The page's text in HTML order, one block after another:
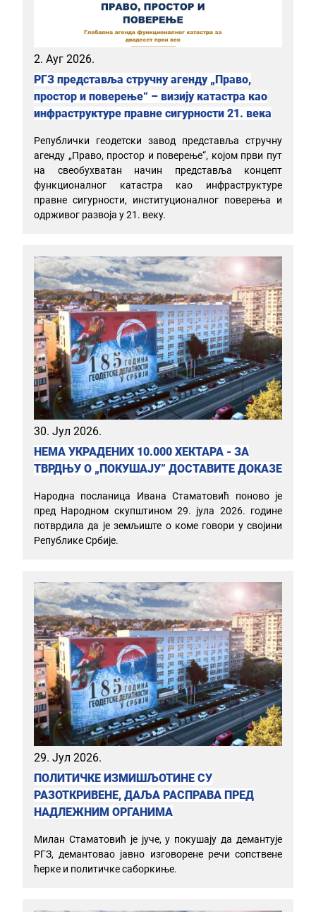
2. Ауг 2026.
РГЗ представља стручну агенду „Право,
простор и поверење“ – визију катастра као
инфраструктуре правне сигурности 21. века
Републички геодетски завод представља стручну
агенду „Право, простор и поверење“, којом први пут
на свеобухватан начин представља концепт
функционалног катастра као инфраструктуре
правне сигурности, институционалног поверења и
одрживог развоја у 21. веку.
30. Јул 2026.
НЕМА УКРАДЕНИХ 10.000 ХЕКТАРА - ЗА
ТВРДЊУ О „ПОКУШАЈУ” ДОСТАВИТЕ ДОКАЗЕ
Народна посланица Ивана Стаматовић поново је
пред Народном скупштином 29. јула 2026. године
потврдила да је земљиште о коме говори у својини
Републике Србије.
29. Јул 2026.
ПОЛИТИЧКЕ ИЗМИШЉОТИНЕ СУ
РАЗОТКРИВЕНЕ, ДАЉА РАСПРАВА ПРЕД
НАДЛЕЖНИМ ОРГАНИМА
Милан Стаматовић је јуче, у покушају да демантује
РГЗ, демантовао јавно изговорене речи сопствене
ћерке и политичке саборкиње.